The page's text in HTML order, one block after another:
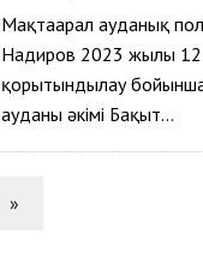
Мақтаарал ауданық
Надиров 2023 жылы 12
қорытындылау
ауданы әкімі Бақыт…
»